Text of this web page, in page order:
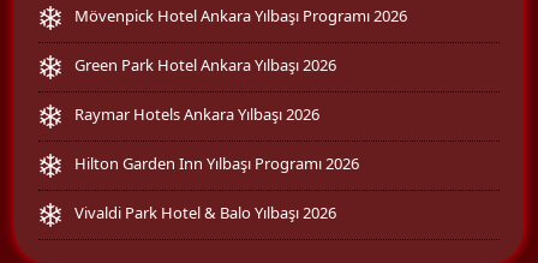
Mövenpick Hotel Ankara Yılbaşı Programı 2026
Green Park Hotel Ankara Yılbaşı 2026
Raymar Hotels Ankara Yılbaşı 2026
Hilton Garden Inn Yılbaşı Programı 2026
Vivaldi Park Hotel & Balo Yılbaşı 2026